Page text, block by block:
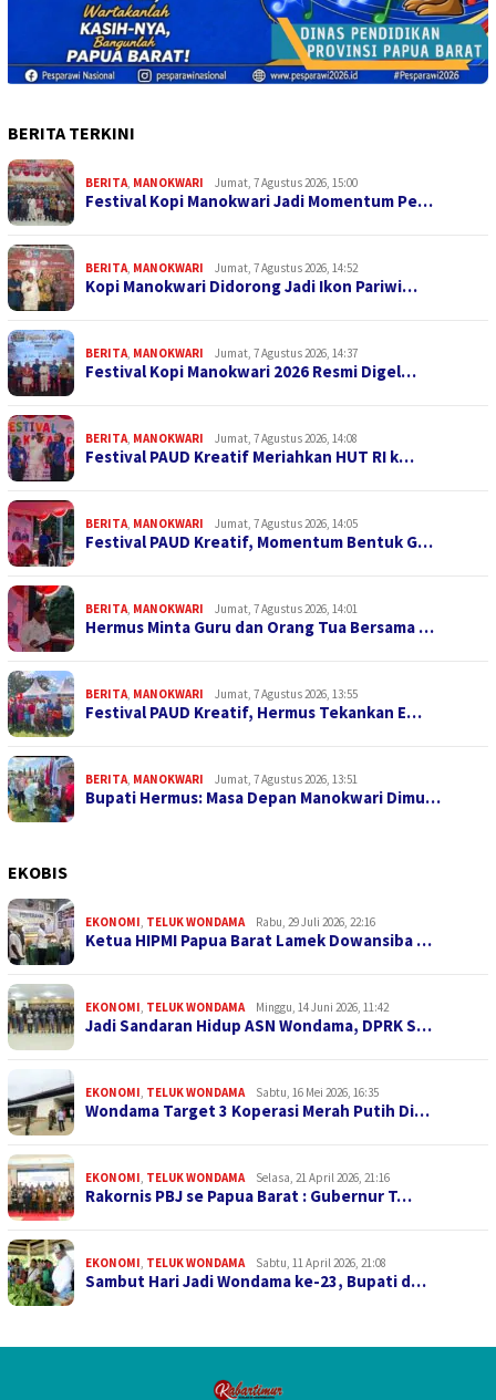
BERITA TERKINI
BERITA, MANOKWARI Jumat, 7 Agustus 2026, 15:00
Festival Kopi Manokwari Jadi Momentum Pe…
BERITA, MANOKWARI Jumat, 7 Agustus 2026, 14:52
Kopi Manokwari Didorong Jadi Ikon Pariwi…
BERITA, MANOKWARI Jumat, 7 Agustus 2026, 14:37
Festival Kopi Manokwari 2026 Resmi Digel…
BERITA, MANOKWARI Jumat, 7 Agustus 2026, 14:08
Festival PAUD Kreatif Meriahkan HUT RI k…
BERITA, MANOKWARI Jumat, 7 Agustus 2026, 14:05
Festival PAUD Kreatif, Momentum Bentuk G…
BERITA, MANOKWARI Jumat, 7 Agustus 2026, 14:01
Hermus Minta Guru dan Orang Tua Bersama …
BERITA, MANOKWARI Jumat, 7 Agustus 2026, 13:55
Festival PAUD Kreatif, Hermus Tekankan E…
BERITA, MANOKWARI Jumat, 7 Agustus 2026, 13:51
Bupati Hermus: Masa Depan Manokwari Dimu…
EKOBIS
EKONOMI, TELUK WONDAMA Rabu, 29 Juli 2026, 22:16
Ketua HIPMI Papua Barat Lamek Dowansiba …
EKONOMI, TELUK WONDAMA Minggu, 14 Juni 2026, 11:42
Jadi Sandaran Hidup ASN Wondama, DPRK S…
EKONOMI, TELUK WONDAMA Sabtu, 16 Mei 2026, 16:35
Wondama Target 3 Koperasi Merah Putih Di…
EKONOMI, TELUK WONDAMA Selasa, 21 April 2026, 21:16
Rakornis PBJ se Papua Barat : Gubernur T…
EKONOMI, TELUK WONDAMA Sabtu, 11 April 2026, 21:08
Sambut Hari Jadi Wondama ke-23, Bupati d…